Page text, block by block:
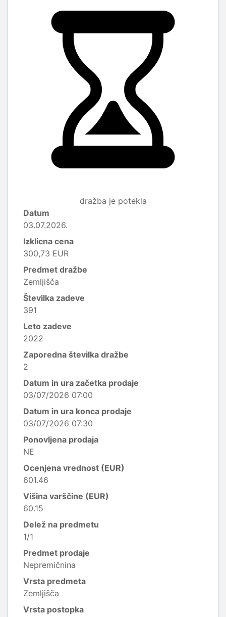
dražba je potekla
Datum
03.07.2026.
Izklicna cena
300,73 EUR
Predmet dražbe
Zemljišča
Številka zadeve
391
Leto zadeve
2022
Zaporedna številka dražbe
2
Datum in ura začetka prodaje
03/07/2026 07:00
Datum in ura konca prodaje
03/07/2026 07:30
Ponovljena prodaja
NE
Ocenjena vrednost (EUR)
601.46
Višina varščine (EUR)
60.15
Delež na predmetu
1/1
Predmet prodaje
Nepremičnina
Vrsta predmeta
Zemljišča
Vrsta postopka